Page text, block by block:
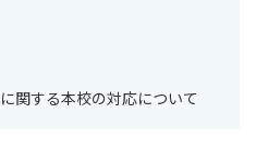
関する本校の対応について